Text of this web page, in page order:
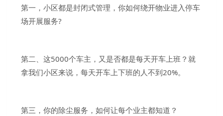
第一，小区都是封闭式管理，你如何绕开物业进入停车
场开展服务?
第二、这5000个车主，又是否都是每天开车上班？就
拿我们小区来说，每天开车上下班的人不到20%。
第三，你的除尘服务，如何让每个业主都知道？